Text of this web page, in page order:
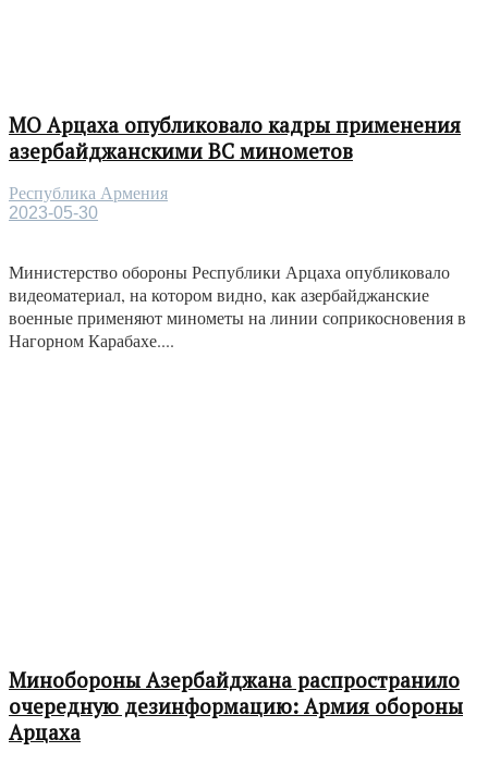
МО Арцаха опубликовало кадры применения
азербайджанскими ВС минометов
Республика Армения
2023-05-30
Министерство обороны Республики Арцаха опубликовало
видеоматериал, на котором видно, как азербайджанские
военные применяют минометы на линии соприкосновения в
Нагорном Карабахе....
Минобороны Азербайджана распространило
очередную дезинформацию: Армия обороны
Арцаха